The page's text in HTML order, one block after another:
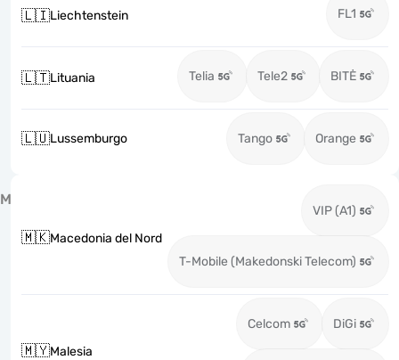
🇱🇮Liechtenstein FL1
🇱🇹Lituania Telia Tele2 BITĖ
🇱🇺Lussemburgo Tango Orange
M
🇲🇰Macedonia del Nord
VIP (A1)
T-Mobile (Makedonski Telecom)
🇲🇾Malesia
Celcom DiGi